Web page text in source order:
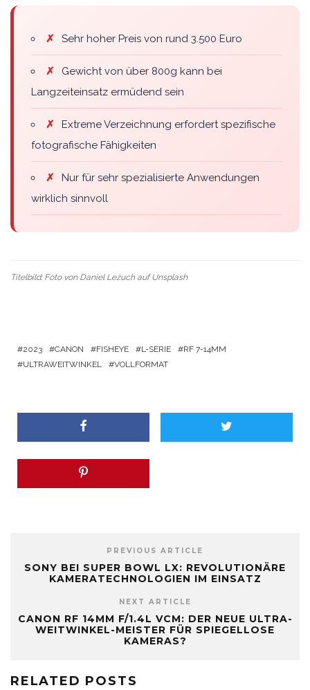
✗ Sehr hoher Preis von rund 3.500 Euro
✗
Gewicht von über 800g kann bei
Langzeiteinsatz ermüdend sein
✗
Extreme Verzeichnung erfordert spezifische
fotografische Fähigkeiten
✗
Nur für sehr spezialisierte Anwendungen
wirklich sinnvoll
Titelbild: Foto von Daniel LeżuchaufUnsplash
2023 CANON FISHEYE L-SERIE
RF 7-14MM
ULTRAWEITWINKEL
VOLLFORMAT
PREVIOUS ARTICLE
SONY BEI SUPER BOWL LX: REVOLUTIONÄRE
KAMERATECHNOLOGIEN IM EINSATZ
NEXT ARTICLE
CANON RF 14MM F/1.4L VCM: DER NEUE ULTRA-
WEITWINKEL-MEISTER FÜR SPIEGELLOSE
KAMERAS?
RELATED POSTS